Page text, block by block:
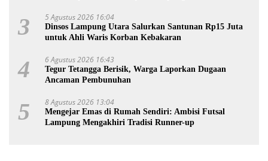
3 5 Agustus 2026 16:04
Dinsos Lampung Utara Salurkan Santunan Rp15 Juta
untuk Ahli Waris Korban Kebakaran
4 6 Agustus 2026 16:43
Tegur Tetangga Berisik, Warga Laporkan Dugaan
Ancaman Pembunuhan
5 8 Agustus 2026 13:04
Mengejar Emas di Rumah Sendiri: Ambisi Futsal
Lampung Mengakhiri Tradisi Runner-up